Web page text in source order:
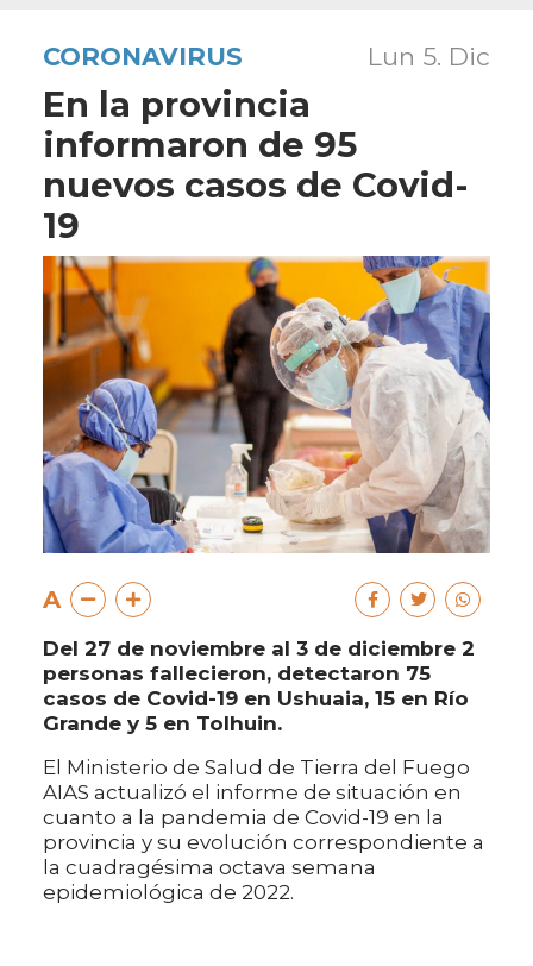
CORONAVIRUS Lun 5. Dic
En la provincia
informaron de 95
nuevos casos de Covid-
19
A
Del 27 de noviembre al 3 de diciembre 2
personas fallecieron, detectaron 75
casos de Covid-19 en Ushuaia, 15 en Río
Grande y 5 en Tolhuin.
El Ministerio de Salud de Tierra del Fuego
AIAS actualizó el informe de situación en
cuanto a la pandemia de Covid-19 en la
provincia y su evolución correspondiente a
la cuadragésima octava semana
epidemiológica de 2022.